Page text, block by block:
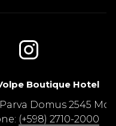
Boutique Hotel​
Domus 2545
(+598) 2710-2000